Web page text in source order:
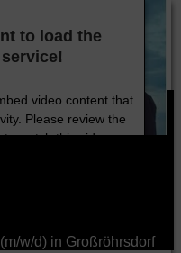
CareersInvestors
w/d) in Großröhrsdorf
to load the
video content that
Please review the
watch this video.